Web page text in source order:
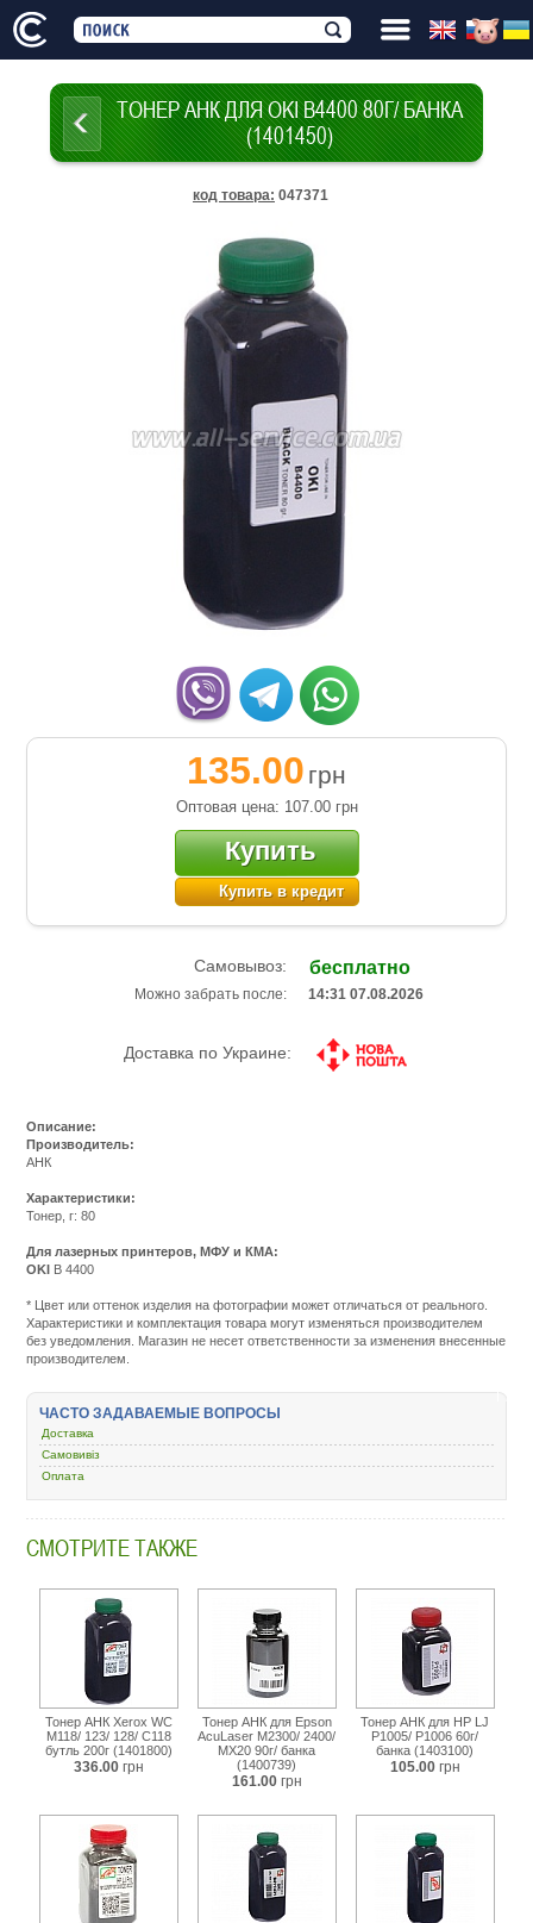
ТОНЕР АНК ДЛЯ OKI B4400 80Г/ БАНКА
(1401450)
код товара: 047371
135.00 грн
Оптовая цена: 107.00 грн
Купить
Купить в кредит
Самовывоз: бесплатно
Можно забрать после: 14:31 07.08.2026
Доставка по Украине:
Описание:
Производитель:
АНК
Характеристики:
Тонер, г: 80
Для лазерных принтеров, МФУ и КМА:
OKI
B 4400
service.com.uacatalog/1119-
rashodnye-
materialy/2809-
toner-
printera-
i-
oki-
b4400-
1401450.html
* Цвет или оттенок изделия на фотографии может отличаться от реального.
Характеристики и комплектация товара могут изменяться производителем
без уведомления. Магазин не несет ответственности за изменения внесенные
производителем.
ЧАСТО ЗАДАВАЕМЫЕ ВОПРОСЫ
Доставка
Самовивіз
Оплата
СМОТРИТЕ ТАКЖЕ
Тонер АНК Xerox WC
M118/ 123/ 128/ C118
бутль 200г (1401800)
336.00 грн
Тонер АНК для Epson
AcuLaser M2300/ 2400/
MX20 90г/ банка
(1400739)
161.00 грн
Тонер АНК для HP LJ
P1005/ P1006 60г/
банка (1403100)
105.00 грн